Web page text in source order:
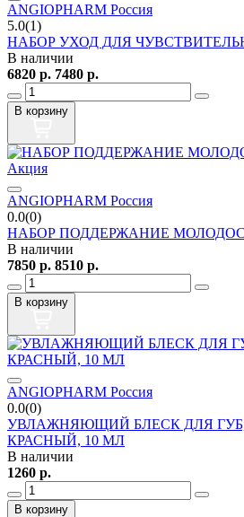
ANGIOPHARM Россия
5.0(1)
НАБОР УХОД ДЛЯ
В наличии
6820 р. 7480 р.
В корзину
Акция
ANGIOPHARM Россия
0.0(0)
НАБОР ПОДДЕРЖАНИЕ
В наличии
7850 р. 8510 р.
В корзину
ANGIOPHARM Россия
0.0(0)
УВЛАЖНЯЮЩИЙ БЛЕСК ДЛЯ
КРАСНЫЙ, 10 МЛ
В наличии
1260 р.
В корзину